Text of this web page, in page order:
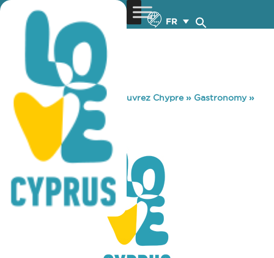
FR
You are here: Home »Découvrez Chypre» Gastronomy»
ROMYLOS PUB
ROMYLOS PUB